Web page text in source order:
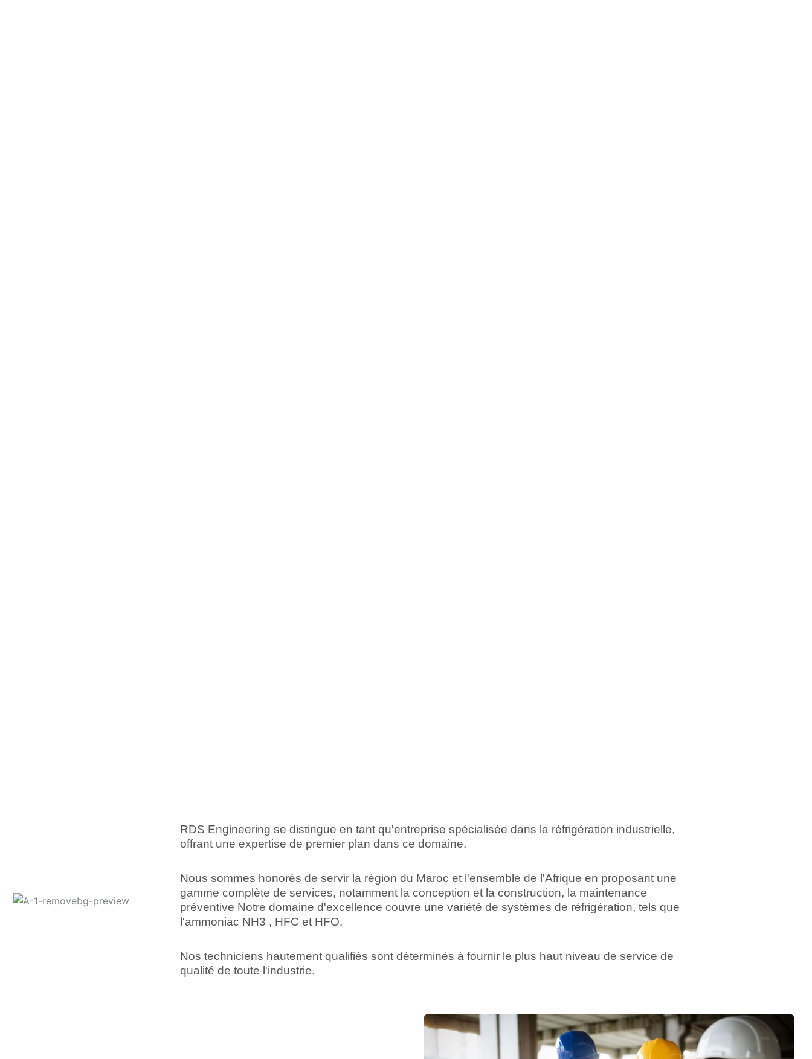
RDS Engineering se distingue en tant qu'entreprise spécialisée dans la réfrigération industrielle,
offrant une expertise de premier plan dans ce domaine.
Nous sommes honorés de servir la région du Maroc et l'ensemble de l'Afrique en proposant une
gamme complète de services, notamment la conception et la construction, la maintenance
préventive Notre domaine d'excellence couvre une variété de systèmes de réfrigération, tels que
l'ammoniac NH3 , HFC et HFO.
Nos techniciens hautement qualifiés sont déterminés à fournir le plus haut niveau de service de
qualité de toute l'industrie.